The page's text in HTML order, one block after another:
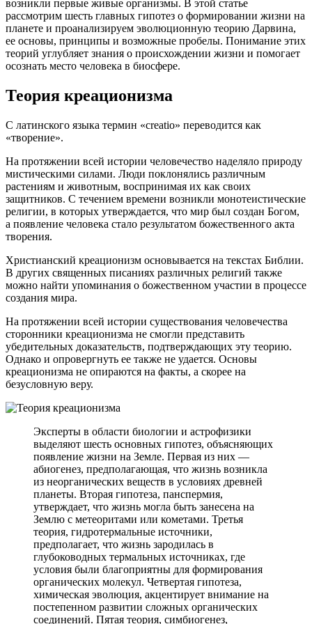
возникли первые живые организмы. В этой статье
рассмотрим шесть главных гипотез о формировании жизни на
планете и проанализируем эволюционную теорию Дарвина,
ее основы, принципы и возможные пробелы. Понимание этих
теорий углубляет знания о происхождении жизни и помогает
осознать место человека в биосфере.
Теория креационизма
С латинского языка термин «creatio» переводится как
«творение».
На протяжении всей истории человечество наделяло природу
мистическими силами. Люди поклонялись различным
растениям и животным, воспринимая их как своих
защитников. С течением времени возникли монотеистические
религии, в которых утверждается, что мир был создан Богом,
а появление человека стало результатом божественного акта
творения.
Христианский креационизм основывается на текстах Библии.
В других священных писаниях различных религий также
можно найти упоминания о божественном участии в процессе
создания мира.
На протяжении всей истории существования человечества
сторонники креационизма не смогли представить
убедительных доказательств, подтверждающих эту теорию.
Однако и опровергнуть ее также не удается. Основы
креационизма не опираются на факты, а скорее на
безусловную веру.
Эксперты в области биологии и астрофизики
выделяют шесть основных гипотез, объясняющих
появление жизни на Земле. Первая из них —
абиогенез, предполагающая, что жизнь возникла
из неорганических веществ в условиях древней
планеты. Вторая гипотеза, панспермия,
утверждает, что жизнь могла быть занесена на
Землю с метеоритами или кометами. Третья
теория, гидротермальные источники,
предполагает, что жизнь зародилась в
глубоководных термальных источниках, где
условия были благоприятны для формирования
органических молекул. Четвертая гипотеза,
химическая эволюция, акцентирует внимание на
постепенном развитии сложных органических
соединений. Пятая теория, симбиогенез,